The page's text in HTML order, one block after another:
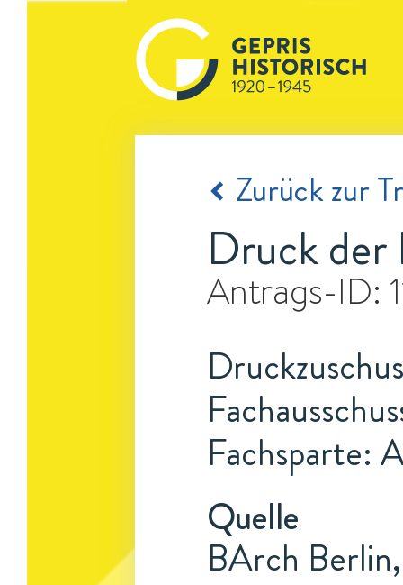
Zurück zur
Druck der
Antrags-ID:
Fachsparte:
Quelle
BArch